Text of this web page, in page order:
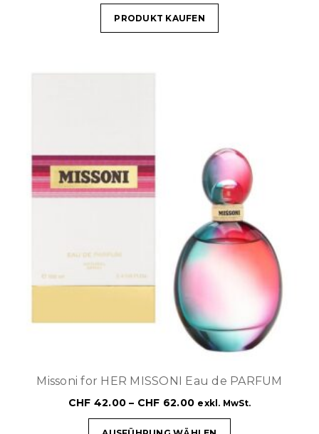
PRODUKT KAUFEN
Missoni for HER MISSONI Eau de PARFUM
CHF 42.00 – CHF 62.00 exkl. MwSt.